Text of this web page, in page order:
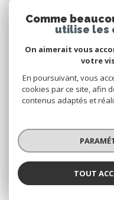
© 2026 |
Nos honoraires
Comme
utilise les
On aimerait vous
votre
En poursuivant, vous
cookies par ce site, afin
contenus adaptés et
TOUT